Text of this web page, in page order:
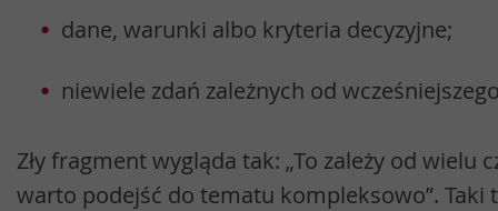
dane, warunki albo kryteria decyzyjne;
niewiele zdań zależnych od
Zły fragment wygląda tak: „To zależy od wielu
warto podejść do tematu kompleksowo”. Taki